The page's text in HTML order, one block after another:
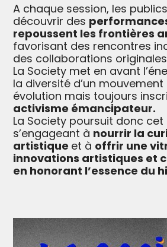
A chaque session, les
découvrir des
repoussent les frontières
favorisant des rencontres
des collaborations
La Society met en avant
la diversité d’un
évolution mais toujours
activisme émancipateur.
La Society poursuit donc cet
s’engageant à nourrir la
artistique et à offrir une
innovations artistiques et
en honorant l’essence du